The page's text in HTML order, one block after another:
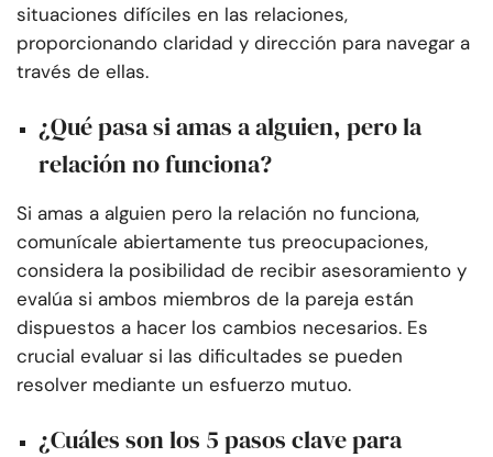
situaciones difíciles en las relaciones,
proporcionando claridad y dirección para navegar a
través de ellas.
¿Qué pasa si amas a alguien, pero la
relación no funciona?
Si amas a alguien pero la relación no funciona,
comunícale abiertamente tus preocupaciones,
considera la posibilidad de recibir asesoramiento y
evalúa si ambos miembros de la pareja están
dispuestos a hacer los cambios necesarios. Es
crucial evaluar si las dificultades se pueden
resolver mediante un esfuerzo mutuo.
¿Cuáles son los 5 pasos clave para